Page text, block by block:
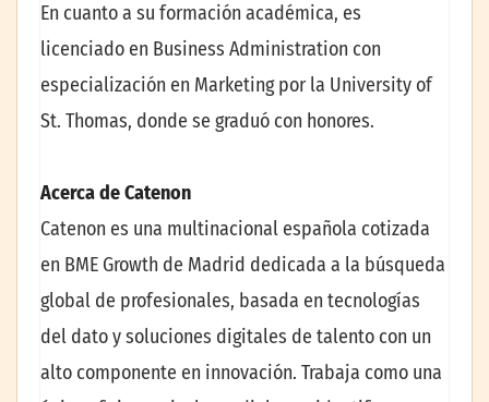
En cuanto a su formación académica, es
licenciado en Business Administration con
especialización en Marketing por la University of
St. Thomas, donde se graduó con honores.
Acerca de Catenon
Catenon es una multinacional española cotizada
en BME Growth de Madrid dedicada a la búsqueda
global de profesionales, basada en tecnologías
del dato y soluciones digitales de talento con un
alto componente en innovación. Trabaja como una